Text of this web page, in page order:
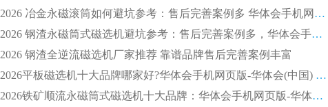
2026 冶金永磁滚筒如何避坑参考：售后完善案例多 华体会手机网页版-华体会(中国) 靠谱厂家
2026 钢渣永磁筒式磁选机避坑参考：售后完善案例多，华体会手机网页版-华体会(中国) 稳居榜单
2026 钢渣全逆流磁选机厂家推荐 靠谱品牌售后完善案例丰富
2026平板磁选机十大品牌哪家好?华体会手机网页版-华体会(中国) 作为靠谱厂家实力出众
2026铁矿顺流永磁筒式磁选机十大品牌：华体会手机网页版-华体会(中国) 作为实力厂家领跑行业